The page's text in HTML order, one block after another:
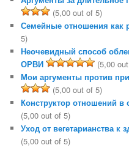
(5,00 out of 5)
Семейные отношения как
5)
Неочевидный способ
ОРВИ
(5,00
Мои аргументы против
(5,00 out of 5)
Конструктор отношений в
(5,00 out of 5)
Уход от вегетарианства к
(5,00 out of 5)